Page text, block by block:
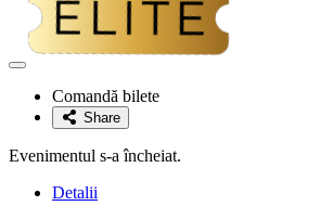
Adaugă
favoriteComandă bilete
Share
Evenimentul s-a încheiat.
Detalii